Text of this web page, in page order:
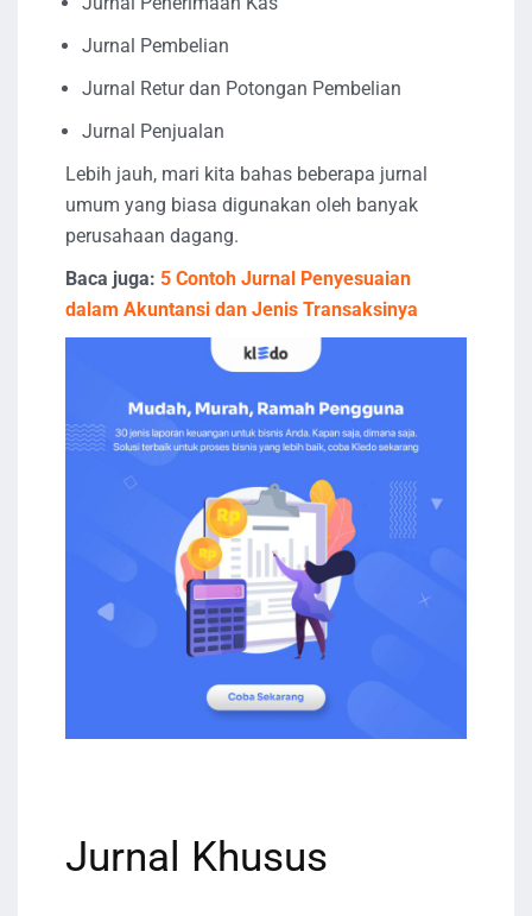
Jurnal Pembelian
Jurnal Retur dan Potongan Pembelian
Jurnal Penjualan
Lebih jauh, mari kita bahas beberapa jurnal
umum yang biasa digunakan oleh banyak
perusahaan dagang.
Baca juga: 5 Contoh Jurnal Penyesuaian
dalam Akuntansi dan Jenis Transaksinya
Jurnal Khusus